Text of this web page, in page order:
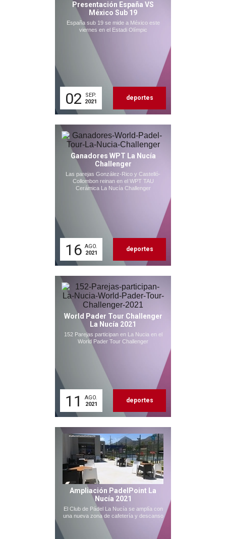
Presentación España VS
México Sub 19
España sub 19 se mide a México este
viernes en el Estadi Olímpic
02
SEP.
2021
deportes
Ganadores WPT La Nucía
Challenger
Las parejas González-Rico y Castelló-
Collombon reinan en el WPT TAU
Cerámica La Nucía Challenger
16 AGO.
2021
deportes
World Pader Tour Challenger
La Nucía 2021
152 Parejas participan en La Nucia en el
World Pader Tour Challenger
11
AGO.
2021
deportes
Ampliación PadelPoint La
Nucía 2021
El Club de Pádel La Nucía se amplía con
una nueva zona de cafetería y descanso